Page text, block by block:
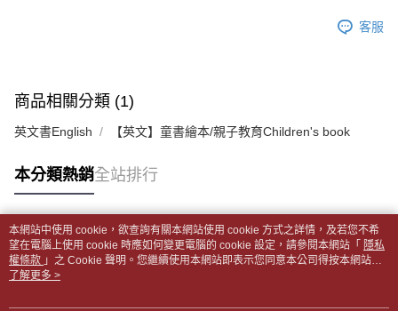
用戶於交易時，得透過本服務購買商品或服務，並由商店將買賣／分期付款
由本公司與您本人進行分期帳單所需資料之確認、核對及更正。
3.完整用戶服務條款，請詳閱以下連結：
※ 請注意：結帳手續完成當下不需立刻繳費，但若您需要取消訂單，請聯絡
購買商品的店家。未經商家同意取消之訂單仍視為有效，需透過AFTEE先享
客戶支援中心」https://netprotections.freshdesk.com/support/home
【注意事項】
易，需依本服務之必要範圍內提供個人資料，並將交易相關給付款項請求債
權轉讓予恩沛科技股份有限公司。
２．關於個人資料處理事宜，請瀏覽以下網址：
https://aftee.tw/terms/#terms3
３．未成年的使用者請事先徵得法定代理人或監護人之同意方可使用
「AFTEE先享後付」，若未經同意申辦者引起之損失，本公司不負相關責
任。
４．使用「AFTEE先享後付」時，將依據個別帳號之用戶狀況，依本公司即
7-11取貨付款【書籍"本數"8本以上，建議使用中華郵政宅配
每筆NT$65，滿NT$688(含以上)免運費
中華郵政包裹
每筆NT$65，滿NT$688(含以上)免運費
中華郵政包裹(離島)
每筆NT$65，滿NT$688(含以上)免運費
客服
商品相關分類 (1)
英文書English 【英文】童書繪本/親子教育Children's book
本分類熱銷全站排行
熱門標籤
本網站中使用 cookie，欲查詢有關本網站使用 cookie 方式之詳情，及若您不希
望在電腦上使用 cookie 時應如何變更電腦的 cookie 設定，請參閱本網站「 隱私
權條款 」之 Cookie 聲明。您繼續使用本網站即表示您同意本公司得按本網站使
用條款之 Cookie 聲明使用 cookie。
了解更多 >